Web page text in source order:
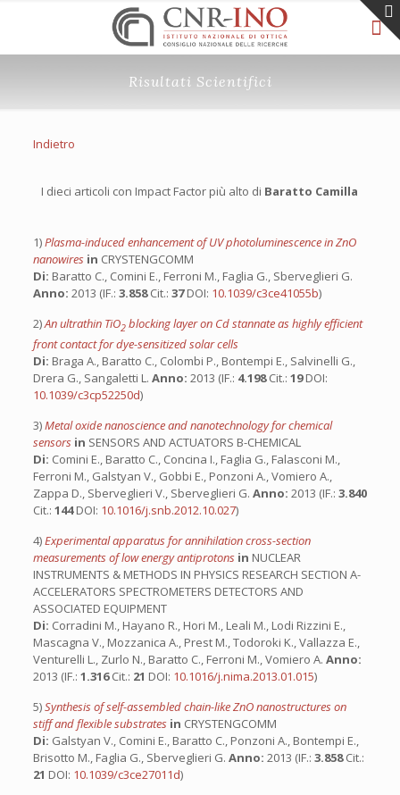
Risultati Scientifici
Indietro
I dieci articoli con Impact Factor più alto di Baratto Camilla
1)Plasma-induced enhancement of UV photoluminescence in ZnO
nanowires in CRYSTENGCOMM
Di: Baratto C., Comini E., Ferroni M., Faglia G., Sberveglieri G.
Anno: 2013 (IF.: 3.858Cit.: 37DOI: 10.1039/c3ce41055b)
2)An ultrathin TiO2blocking layer on Cd stannate as highly efficient
front contact for dye-sensitized solar cells
Di: Braga A., Baratto C., Colombi P., Bontempi E., Salvinelli G.,
Drera G., Sangaletti L. Anno: 2013 (IF.: 4.198Cit.: 19DOI:
10.1039/c3cp52250d)
3)Metal oxide nanoscience and nanotechnology for chemical
sensors in SENSORS AND ACTUATORS B-CHEMICAL
Di: Comini E., Baratto C., Concina I., Faglia G., Falasconi M.,
Ferroni M., Galstyan V., Gobbi E., Ponzoni A., Vomiero A.,
Zappa D., Sberveglieri V., Sberveglieri G. Anno: 2013 (IF.: 3.840
Cit.: 144DOI: 10.1016/j.snb.2012.10.027)
4)Experimental apparatus for annihilation cross-section
measurements of low energy antiprotons in NUCLEAR
INSTRUMENTS & METHODS IN PHYSICS RESEARCH SECTION A-
ACCELERATORS SPECTROMETERS DETECTORS AND
ASSOCIATED EQUIPMENT
Di: Corradini M., Hayano R., Hori M., Leali M., Lodi Rizzini E.,
Mascagna V., Mozzanica A., Prest M., Todoroki K., Vallazza E.,
Venturelli L., Zurlo N., Baratto C., Ferroni M., Vomiero A. Anno:
2013 (IF.: 1.316Cit.: 21 DOI: 10.1016/j.nima.2013.01.015)
5)Synthesis of self-assembled chain-like ZnO nanostructures on
stiff and flexible substrates in CRYSTENGCOMM
Di: Galstyan V., Comini E., Baratto C., Ponzoni A., Bontempi E.,
Brisotto M., Faglia G., Sberveglieri G. Anno: 2013 (IF.: 3.858Cit.:
21 DOI: 10.1039/c3ce27011d)